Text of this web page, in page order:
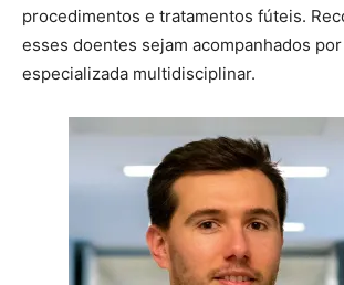
procedimentos e tratamentos fúteis.
esses doentes sejam acompanhados
especializada multidisciplinar.